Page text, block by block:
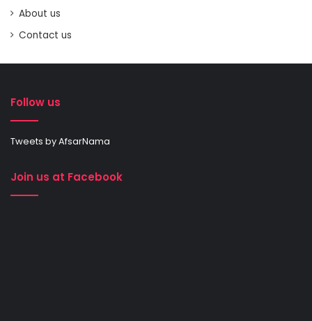
About us
Contact us
Follow us
Tweets by AfsarNama
Join us at Facebook